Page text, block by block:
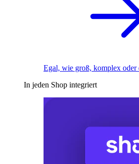
Egal, wie groß, komplex oder
In jeden Shop integriert